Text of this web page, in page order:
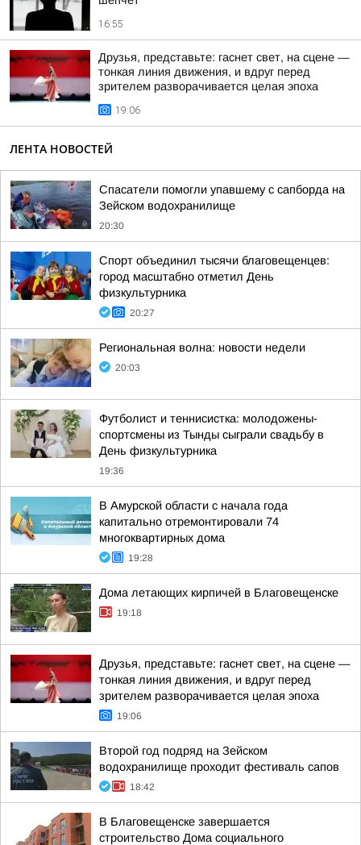
16:55
Друзья, представьте: гаснет свет, на сцене —
тонкая линия движения, и вдруг перед
зрителем разворачивается целая эпоха
19:06
ЛЕНТА НОВОСТЕЙ
Спасатели помогли упавшему с сапборда на
Зейском водохранилище
20:30
Спорт объединил тысячи благовещенцев:
город масштабно отметил День
физкультурника
20:27
Региональная волна: новости недели
20:03
Футболист и теннисистка: молодожены-
спортсмены из Тынды сыграли свадьбу в
День физкультурника
19:36
В Амурской области с начала года
капитально отремонтировали 74
многоквартирных дома
19:28
Дома летающих кирпичей в Благовещенске
19:18
Друзья, представьте: гаснет свет, на сцене —
тонкая линия движения, и вдруг перед
зрителем разворачивается целая эпоха
19:06
Второй год подряд на Зейском
водохранилище проходит фестиваль сапов
18:42
В Благовещенске завершается
строительство Дома социального